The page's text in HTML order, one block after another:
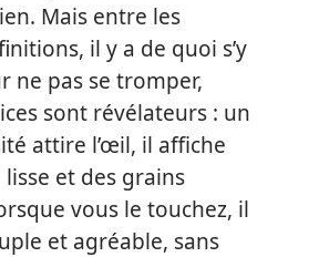
Mais entre les
il y a de quoi s’y
ne pas se tromper,
sont révélateurs : un
attire l’œil, il affiche
et des grains
vous le touchez, il
et agréable, sans